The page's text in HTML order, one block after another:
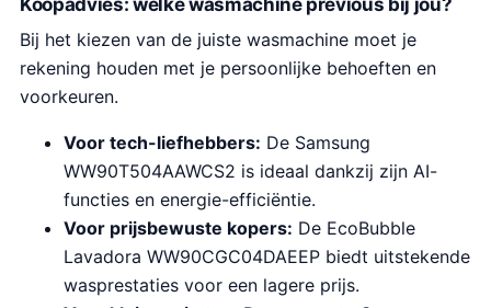
Koopadvies: welke wasmachine previous bij jou?
Bij het kiezen van de juiste wasmachine moet je
rekening houden met je persoonlijke behoeften en
voorkeuren.
Voor tech-liefhebbers: De Samsung
WW90T504AAWCS2 is ideaal dankzij zijn AI-
functies en energie-efficiëntie.
Voor prijsbewuste kopers: De EcoBubble
Lavadora WW90CGC04DAEEP biedt uitstekende
wasprestaties voor een lagere prijs.